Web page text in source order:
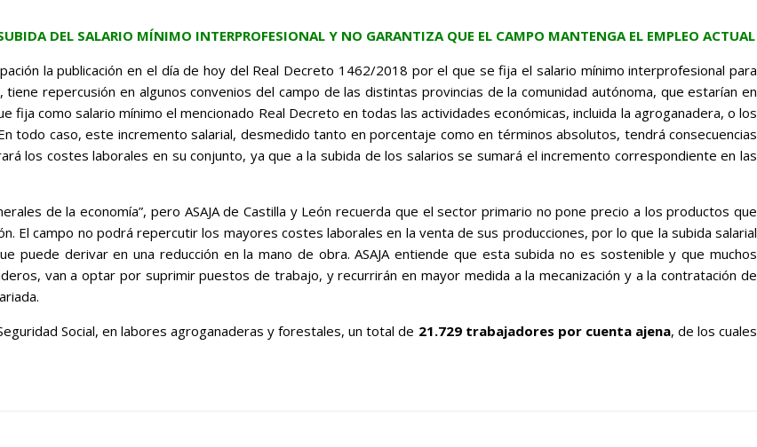
DEL SALARIO MÍNIMO INTERPROFESIONAL Y NO GARANTIZA QUE EL CAMPO MANTENGA EL EMPLEO ACTUAL
la publicación en el día de hoy del Real Decreto 1462/2018 por el que se fija el salario mínimo interprofesional para
repercusión en algunos convenios del campo de las distintas provincias de la comunidad autónoma, que estarían en
como salario mínimo el mencionado Real Decreto en todas las actividades económicas, incluida la agroganadera, o los
caso, este incremento salarial, desmedido tanto en porcentaje como en términos absolutos, tendrá consecuencias
los costes laborales en su conjunto, ya que a la subida de los salarios se sumará el incremento correspondiente en las
de la economía”, pero ASAJA de Castilla y León recuerda que el sector primario no pone precio a los productos que
El campo no podrá repercutir los mayores costes laborales en la venta de sus producciones, por lo que la subida salarial
puede derivar en una reducción en la mano de obra. ASAJA entiende que esta subida no es sostenible y que muchos
van a optar por suprimir puestos de trabajo, y recurrirán en mayor medida a la mecanización y a la contratación de
Social, en labores agroganaderas y forestales, un total de 21.729 trabajadores por cuenta ajena, de los cuales